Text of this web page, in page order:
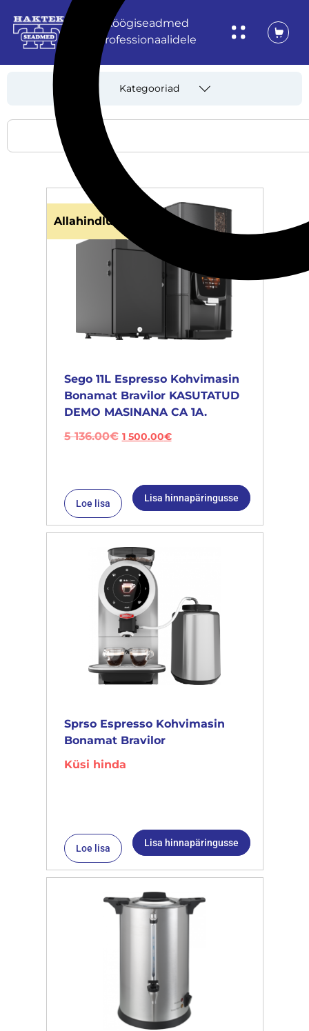
Köögiseadmed
professionaalidele
Kategooriad
Allahindlus!
Sego 11L Espresso Kohvimasin
Bonamat Bravilor KASUTATUD
DEMO MASINANA CA 1A.
5 136.00€ 1 500.00€
Loe lisa Lisa hinnapäringusse
Sprso Espresso Kohvimasin
Bonamat Bravilor
Küsi hinda
Loe lisa Lisa hinnapäringusse